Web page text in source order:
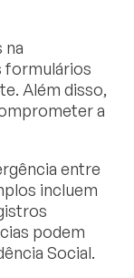
na
formulários
Além disso,
a
entre
incluem
podem
Social.